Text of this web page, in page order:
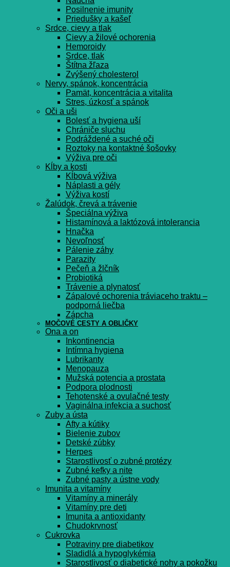
Posilnenie imunity
Priedušky a kašeľ
Srdce, cievy a tlak
Cievy a žilové ochorenia
Hemoroidy
Srdce, tlak
Štítna žľaza
Zvýšený cholesterol
Nervy, spánok, koncentrácia
Pamät, koncentrácia a vitalita
Stres, úzkosť a spánok
Oči a uši
Bolesť a hygiena uší
Chrániče sluchu
Podráždené a suché oči
Roztoky na kontaktné šošovky
Výživa pre oči
Kĺby a kosti
Kĺbová výživa
Náplasti a gély
Výživa kostí
Žalúdok, črevá a trávenie
Špeciálna výživa
Histamínová a laktózová intolerancia
Hnačka
Nevoľnosť
Pálenie záhy
Parazity
Pečeň a žlčník
Probiotiká
Trávenie a plynatosť
Zápalové ochorenia tráviaceho traktu –
podporná liečba
Zápcha
MOČOVÉ CESTY A OBLIČKY
Ona a on
Inkontinencia
Intímna hygiena
Lubrikanty
Menopauza
Mužská potencia a prostata
Podpora plodnosti
Tehotenské a ovulačné testy
Vaginálna infekcia a suchosť
Zuby a ústa
Afty a kútiky
Bielenie zubov
Detské zúbky
Herpes
Starostlivosť o zubné protézy
Zubné kefky a nite
Zubné pasty a ústne vody
Imunita a vitamíny
Vitamíny a minerály
Vitamíny pre deti
Imunita a antioxidanty
Chudokrvnosť
Cukrovka
Potraviny pre diabetikov
Sladidlá a hypoglykémia
Starostlivosť o diabetické nohy a pokožku